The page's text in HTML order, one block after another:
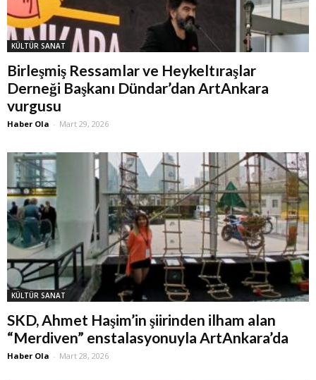
KÜLTÜR SANAT
Birleşmiş Ressamlar ve Heykeltıraşlar
Derneği Başkanı Dündar’dan ArtAnkara
vurgusu
Haber Ola - Mart 29, 2026
KÜLTÜR SANAT
SKD, Ahmet Haşim’in şiirinden ilham alan
“Merdiven” enstalasyonuyla ArtAnkara’da
Haber Ola - Mart 28, 2026